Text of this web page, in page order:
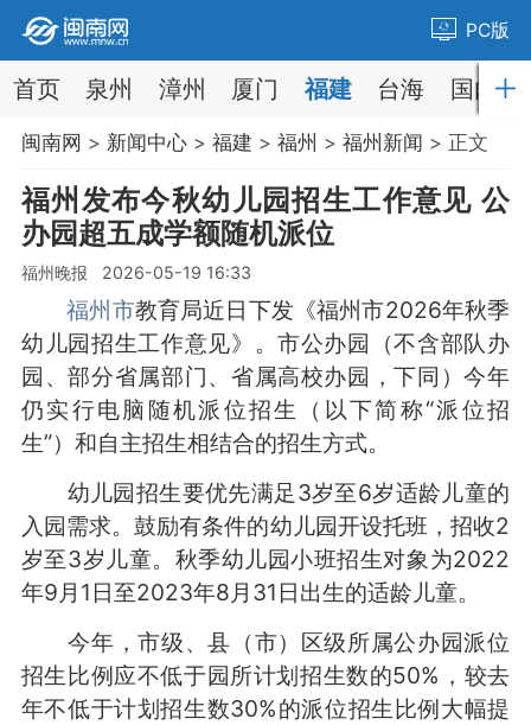
PC版
首页 泉州 漳州 厦门 福建 台海 国内
闽南网 > 新闻中心> 福建 > 福州 > 福州新闻 > 正文
福州发布今秋幼儿园招生工作意见 公
办园超五成学额随机派位
福州晚报 2026-05-19 16:33
福州市教育局近日下发《福州市2026年秋季
幼儿园招生工作意见》。市公办园（不含部队办
园、部分省属部门、省属高校办园，下同）今年
仍实行电脑随机派位招生（以下简称“派位招
生”）和自主招生相结合的招生方式。
幼儿园招生要优先满足3岁至6岁适龄儿童的
入园需求。鼓励有条件的幼儿园开设托班，招收2
岁至3岁儿童。秋季幼儿园小班招生对象为2022
年9月1日至2023年8月31日出生的适龄儿童。
今年，市级、县（市）区级所属公办园派位
招生比例应不低于园所计划招生数的50%，较去
年不低于计划招生数30%的派位招生比例大幅提